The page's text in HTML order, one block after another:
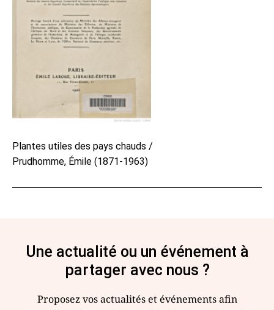
Plantes utiles des pays chauds /
Prudhomme, Émile (1871-1963)
Une actualité ou un événement à
partager avec nous ?
Proposez vos actualités et événements afin